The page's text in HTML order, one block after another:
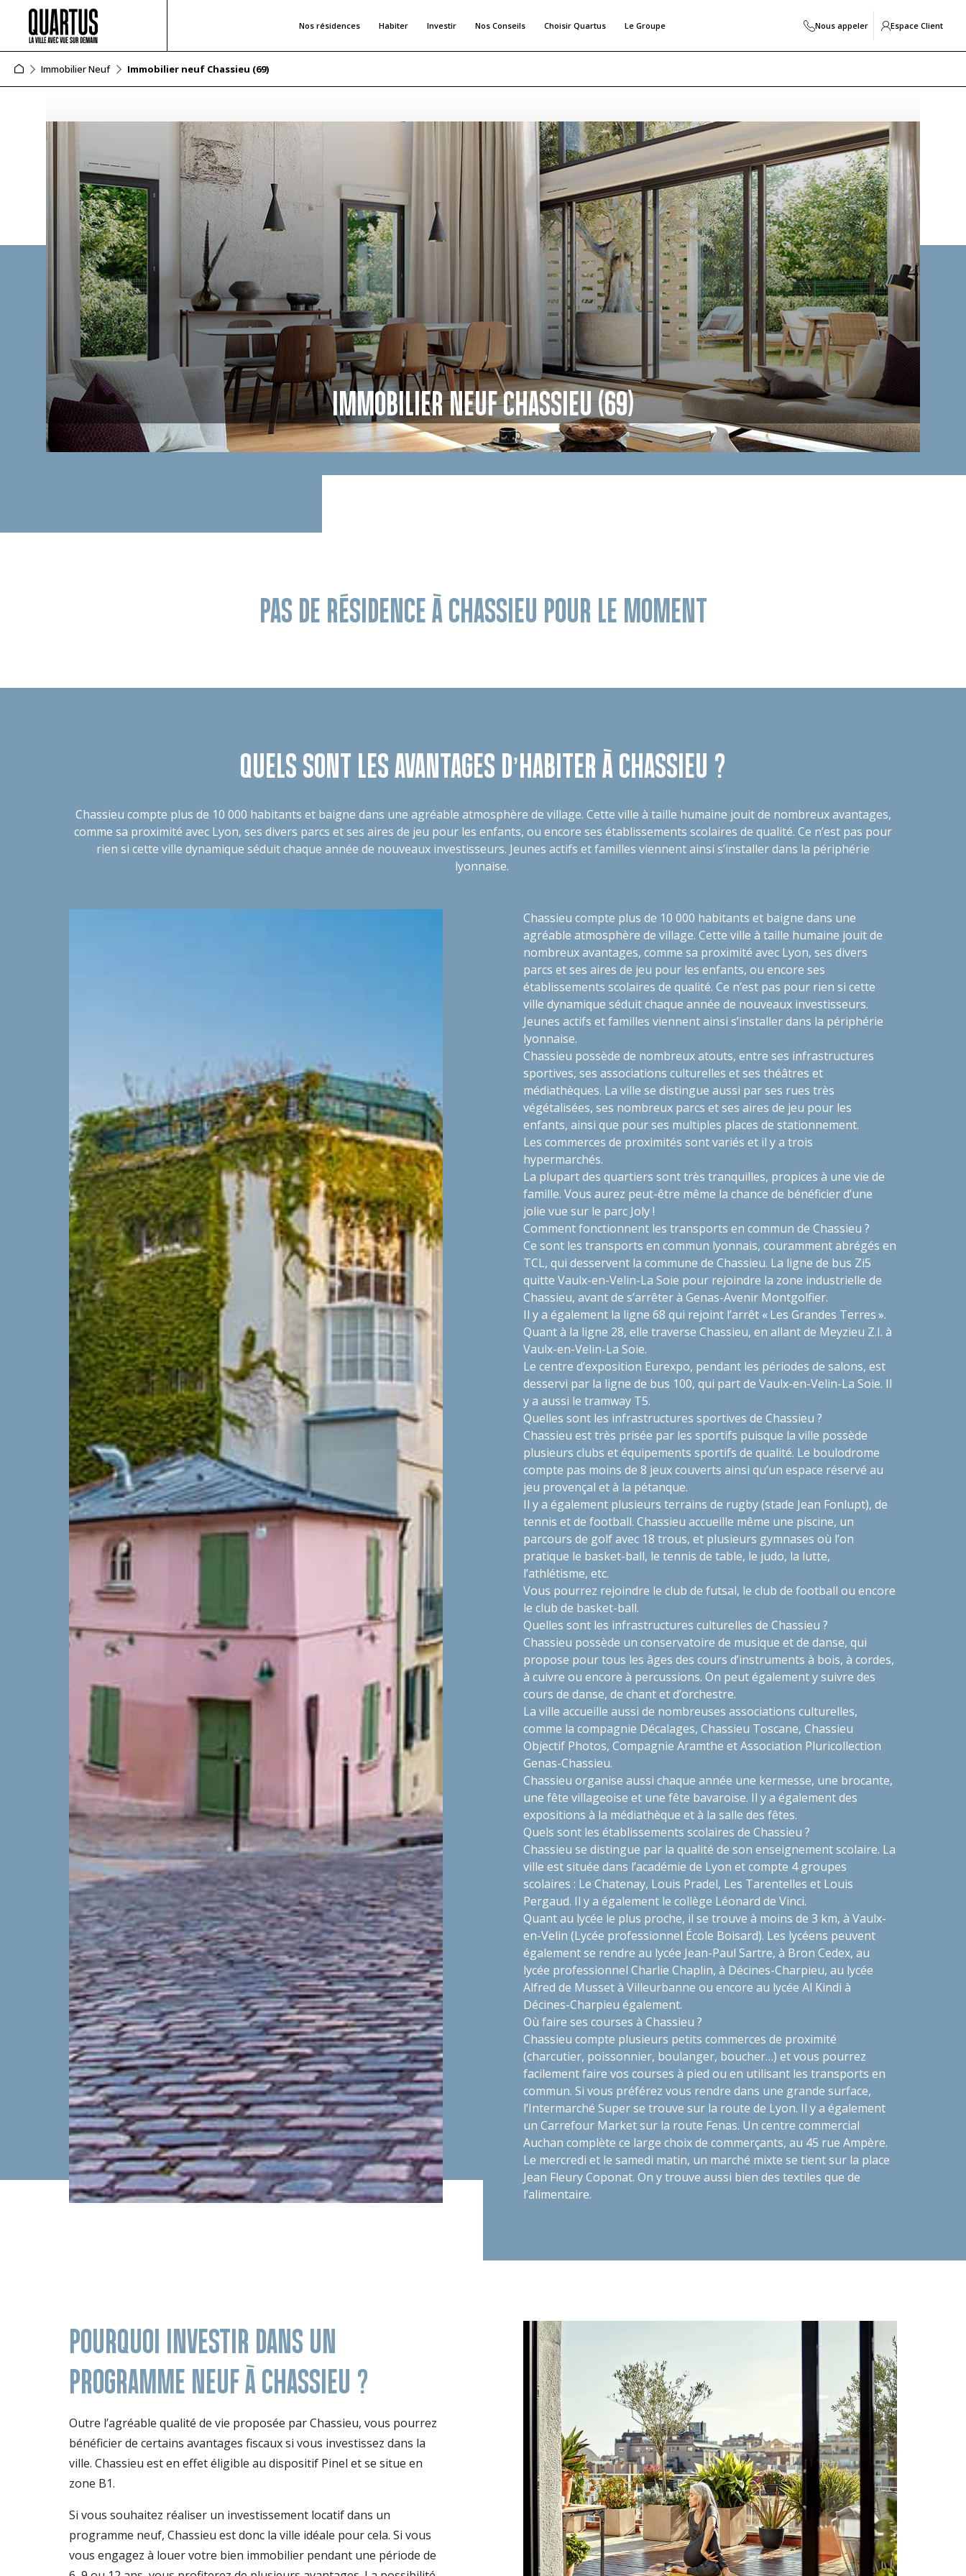
Nos résidences Habiter Investir Nos Conseils Choisir Quartus Le Groupe Nous appeler Espace Client
Immobilier Neuf Immobilier neuf Chassieu (69)
IMMOBILIER NEUF CHASSIEU (69)
PAS DE RÉSIDENCE À CHASSIEU POUR LE MOMENT
QUELS SONT LES AVANTAGES D’HABITER À CHASSIEU ?
Chassieu compte plus de 10 000 habitants et baigne dans une agréable atmosphère de village. Cette ville à taille humaine jouit de nombreux avantages,
comme sa proximité avec Lyon, ses divers parcs et ses aires de jeu pour les enfants, ou encore ses établissements scolaires de qualité. Ce n’est pas pour
rien si cette ville dynamique séduit chaque année de nouveaux investisseurs. Jeunes actifs et familles viennent ainsi s’installer dans la périphérie
lyonnaise.
Chassieu compte plus de 10 000 habitants et baigne dans une
agréable atmosphère de village. Cette ville à taille humaine jouit de
nombreux avantages, comme sa proximité avec Lyon, ses divers
parcs et ses aires de jeu pour les enfants, ou encore ses
établissements scolaires de qualité. Ce n’est pas pour rien si cette
ville dynamique séduit chaque année de nouveaux investisseurs.
Jeunes actifs et familles viennent ainsi s’installer dans la périphérie
lyonnaise.
Chassieu possède de nombreux atouts, entre ses infrastructures
sportives, ses associations culturelles et ses théâtres et
médiathèques. La ville se distingue aussi par ses rues très
végétalisées, ses nombreux parcs et ses aires de jeu pour les
enfants, ainsi que pour ses multiples places de stationnement.
Les commerces de proximités sont variés et il y a trois
hypermarchés.
La plupart des quartiers sont très tranquilles, propices à une vie de
famille. Vous aurez peut-être même la chance de bénéficier d’une
jolie vue sur le parc Joly !
Comment fonctionnent les transports en commun de Chassieu ?
Ce sont les transports en commun lyonnais, couramment abrégés en
TCL, qui desservent la commune de Chassieu. La ligne de bus Zi5
quitte Vaulx-en-Velin-La Soie pour rejoindre la zone industrielle de
Chassieu, avant de s’arrêter à Genas-Avenir Montgolfier.
Il y a également la ligne 68 qui rejoint l’arrêt « Les Grandes Terres ».
Quant à la ligne 28, elle traverse Chassieu, en allant de Meyzieu Z.I. à
Vaulx-en-Velin-La Soie.
Le centre d’exposition Eurexpo, pendant les périodes de salons, est
desservi par la ligne de bus 100, qui part de Vaulx-en-Velin-La Soie. Il
y a aussi le tramway T5.
Quelles sont les infrastructures sportives de Chassieu ?
Chassieu est très prisée par les sportifs puisque la ville possède
plusieurs clubs et équipements sportifs de qualité. Le boulodrome
compte pas moins de 8 jeux couverts ainsi qu’un espace réservé au
jeu provençal et à la pétanque.
Il y a également plusieurs terrains de rugby (stade Jean Fonlupt), de
tennis et de football. Chassieu accueille même une piscine, un
parcours de golf avec 18 trous, et plusieurs gymnases où l’on
pratique le basket-ball, le tennis de table, le judo, la lutte,
l’athlétisme, etc.
Vous pourrez rejoindre le club de futsal, le club de football ou encore
le club de basket-ball.
Quelles sont les infrastructures culturelles de Chassieu ?
Chassieu possède un conservatoire de musique et de danse, qui
propose pour tous les âges des cours d’instruments à bois, à cordes,
à cuivre ou encore à percussions. On peut également y suivre des
cours de danse, de chant et d’orchestre.
La ville accueille aussi de nombreuses associations culturelles,
comme la compagnie Décalages, Chassieu Toscane, Chassieu
Objectif Photos, Compagnie Aramthe et Association Pluricollection
Genas-Chassieu.
Chassieu organise aussi chaque année une kermesse, une brocante,
une fête villageoise et une fête bavaroise. Il y a également des
expositions à la médiathèque et à la salle des fêtes.
Quels sont les établissements scolaires de Chassieu ?
Chassieu se distingue par la qualité de son enseignement scolaire. La
ville est située dans l’académie de Lyon et compte 4 groupes
scolaires : Le Chatenay, Louis Pradel, Les Tarentelles et Louis
Pergaud. Il y a également le collège Léonard de Vinci.
Quant au lycée le plus proche, il se trouve à moins de 3 km, à Vaulx-
en-Velin (Lycée professionnel École Boisard). Les lycéens peuvent
également se rendre au lycée Jean-Paul Sartre, à Bron Cedex, au
lycée professionnel Charlie Chaplin, à Décines-Charpieu, au lycée
Alfred de Musset à Villeurbanne ou encore au lycée Al Kindi à
Décines-Charpieu également.
Où faire ses courses à Chassieu ?
Chassieu compte plusieurs petits commerces de proximité
(charcutier, poissonnier, boulanger, boucher…) et vous pourrez
facilement faire vos courses à pied ou en utilisant les transports en
commun. Si vous préférez vous rendre dans une grande surface,
l’Intermarché Super se trouve sur la route de Lyon. Il y a également
un Carrefour Market sur la route Fenas. Un centre commercial
Auchan complète ce large choix de commerçants, au 45 rue Ampère.
Le mercredi et le samedi matin, un marché mixte se tient sur la place
Jean Fleury Coponat. On y trouve aussi bien des textiles que de
l’alimentaire.
POURQUOI INVESTIR DANS UN
PROGRAMME NEUF À CHASSIEU ?
Outre l’agréable qualité de vie proposée par Chassieu, vous pourrez
bénéficier de certains avantages fiscaux si vous investissez dans la
ville. Chassieu est en effet éligible au dispositif Pinel et se situe en
zone B1.
Si vous souhaitez réaliser un investissement locatif dans un
programme neuf, Chassieu est donc la ville idéale pour cela. Si vous
vous engagez à louer votre bien immobilier pendant une période de